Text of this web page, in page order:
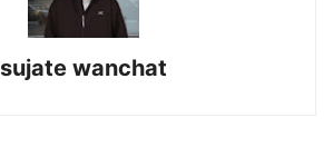
sujate wanchat